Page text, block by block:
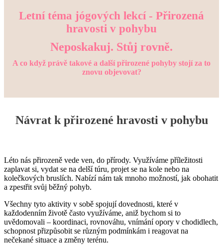
Letní téma jógových lekcí - Přirozená
hravosti v pohybu
Neposkakuj. Stůj rovně.
A co když právě takové a další přirozené pohyby stojí za to
znovu objevovat?
Návrat k přirozené hravosti v pohybu
Léto nás přirozeně vede ven, do přírody. Využíváme příležitosti
zaplavat si, vydat se na delší túru, projet se na kole nebo na
kolečkových bruslích. Nabízí nám tak mnoho možností, jak obohatit
a zpestřit svůj běžný pohyb.
Všechny tyto aktivity v sobě spojují dovednosti, které v
každodenním životě často využíváme, aniž bychom si to
uvědomovali – koordinaci, rovnováhu, vnímání opory v chodidlech,
schopnost přizpůsobit se různým podmínkám i reagovat na
nečekané situace a změny terénu.